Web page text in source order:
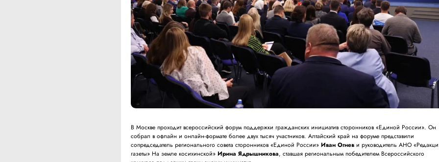
В Москве проходит всероссийский форум поддержки гражданских инициатив сторонников «Единой России». Он
собрал в офлайн и онлайн-формате более двух тысяч участников. Алтайский край на форуме представили
сопредседатель регионального совета сторонников «Единой России»Иван Огнев и руководитель АНО
газеты» На земле косихинской»Ирина Ядрышникова, ставшая региональным победителем Всероссийского